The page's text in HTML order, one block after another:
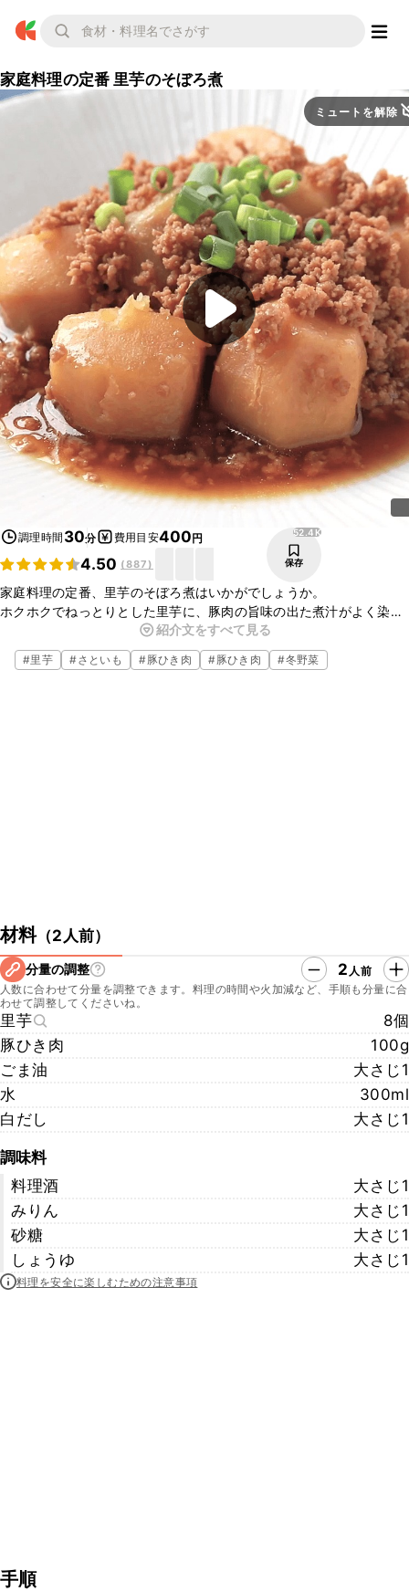
家庭料理の定番 里芋のそぼろ煮
ミュートを解除
調理時間 30分 費用目安400円
4.50 (887)
52.4K
保存
家庭料理の定番、里芋のそぼろ煮はいかがでしょうか。
ホクホクでねっとりとした里芋に、豚肉の旨味の出た煮汁がよく染み
て、とても美味しいですよ。
冷凍の里芋を使えば、もっと簡単に作れますので、是非お試しくださ
いね。
紹介文をすべて見る
#里芋 #さといも #豚ひき肉 #豚ひき肉 #冬野菜
材料（2人前）
分量の調整 2 人前
人数に合わせて分量を調整できます。料理の時間や火加減など、手順も分量に合
わせて調整してくださいね。
里芋
8個
豚ひき肉
100g
ごま油
大さじ1
水
300ml
白だし
大さじ1
調味料
料理酒
大さじ1
みりん
大さじ1
砂糖
大さじ1
しょうゆ
大さじ1
料理を安全に楽しむための注意事項
手順